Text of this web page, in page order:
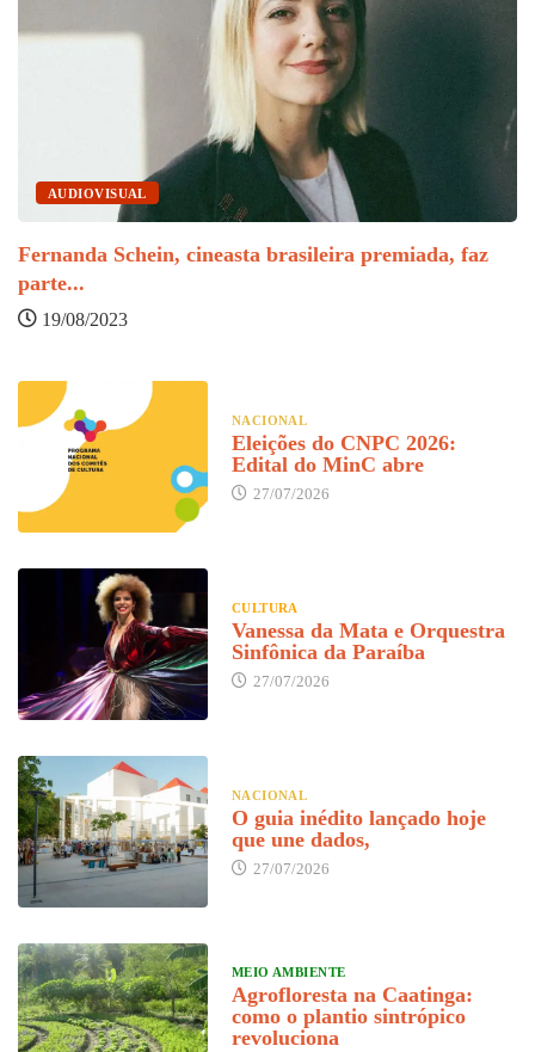
AUDIOVISUAL
Fernanda Schein, cineasta brasileira premiada, faz
parte...
19/08/2023
NACIONAL
Eleições do CNPC 2026:
Edital do MinC abre
27/07/2026
CULTURA
Vanessa da Mata e Orquestra
Sinfônica da Paraíba
27/07/2026
NACIONAL
O guia inédito lançado hoje
que une dados,
27/07/2026
MEIO AMBIENTE
Agrofloresta na Caatinga:
como o plantio sintrópico
revoluciona